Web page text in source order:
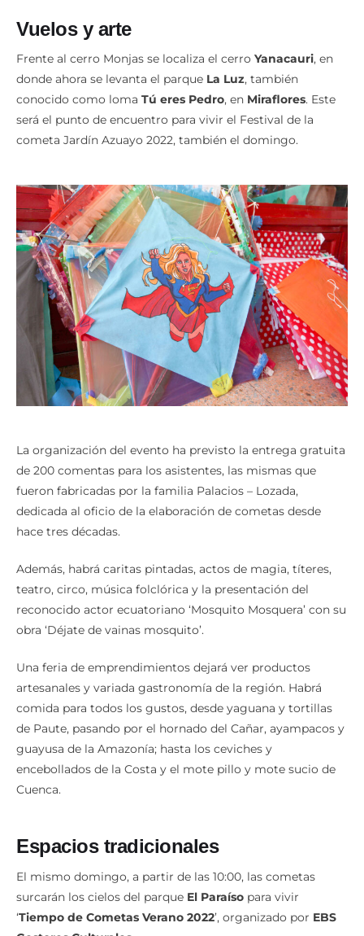
Vuelos y arte
Frente al cerro Monjas se localiza el cerroYanacauri
donde ahora se levanta el parqueLa Luz , también
conocido como lomaTú eres Pedro , enMiraflores. Este
será el punto de encuentro para vivir el Festival de la
La organización del evento ha previsto la entrega gratuita
de 200 comentas para los asistentes, las mismas que
fueron fabricadas por la familia Palacios – Lozada,
dedicada al oficio de la elaboración de cometas desde
Además, habrá caritas pintadas, actos de magia, títeres,
teatro, circo, música folclórica y la presentación del
reconocido actor ecuatoriano ‘Mosquito Mosquera’ con su
Una feria de emprendimientos dejará ver productos
artesanales y variada gastronomía de la región. Habrá
comida para todos los gustos, desde yaguana y tortillas
de Paute, pasando por el hornado del Cañar, ayampacos y
guayusa de la Amazonía; hasta los ceviches y
encebollados de la Costa y el mote pillo y mote sucio de
Espacios tradicionales
El mismo domingo, a partir de las 10:00, las cometas
surcarán los cielos del parque El Paraísopara vivir